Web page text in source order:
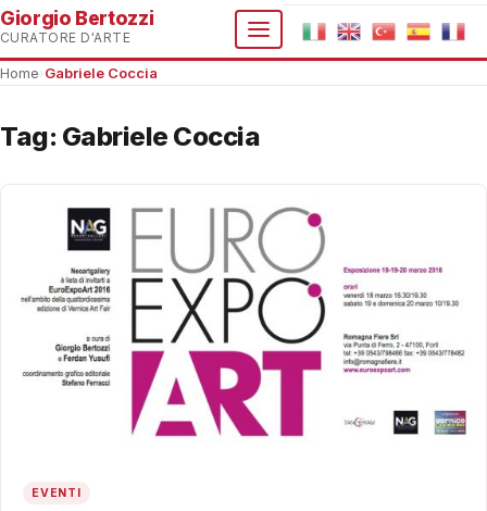
Giorgio Bertozzi
CURATORE D'ARTE
Home Gabriele Coccia
Tag: Gabriele Coccia
EVENTI